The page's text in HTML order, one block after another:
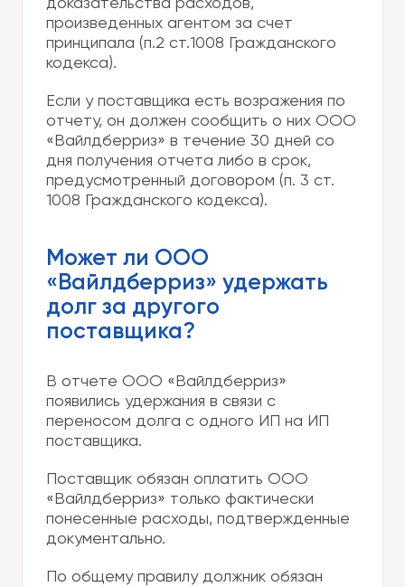
доказательства расходов,
произведенных агентом за счет
принципала (п.2 ст.1008 Гражданского
кодекса).
Если у поставщика есть возражения по
отчету, он должен сообщить о них ООО
«Вайлдберриз» в течение 30 дней со
дня получения отчета либо в срок,
предусмотренный договором (п. 3 ст.
1008 Гражданского кодекса).
Может ли ООО
«Вайлдберриз» удержать
долг за другого
поставщика?
В отчете ООО «Вайлдберриз»
появились удержания в связи с
переносом долга с одного ИП на ИП
поставщика.
Поставщик обязан оплатить ООО
«Вайлдберриз» только фактически
понесенные расходы, подтвержденные
документально.
По общему правилу должник обязан